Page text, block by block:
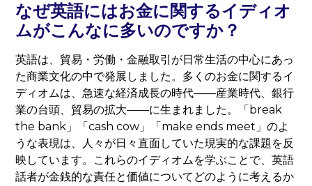
なぜ英語にはお金に関するイディオ
ムがこんなに多いのですか？
英語は、貿易・労働・金融取引が日常生活の中心にあっ
た商業文化の中で発展しました。多くのお金に関するイ
ディオムは、急速な経済成長の時代——産業時代、銀行
業の台頭、貿易の拡大——に生まれました。「break
the bank」「cash cow」「make ends meet」のよ
うな表現は、人々が日々直面していた現実的な課題を反
映しています。これらのイディオムを学ぶことで、英語
話者が金銭的な責任と価値についてどのように考えるか